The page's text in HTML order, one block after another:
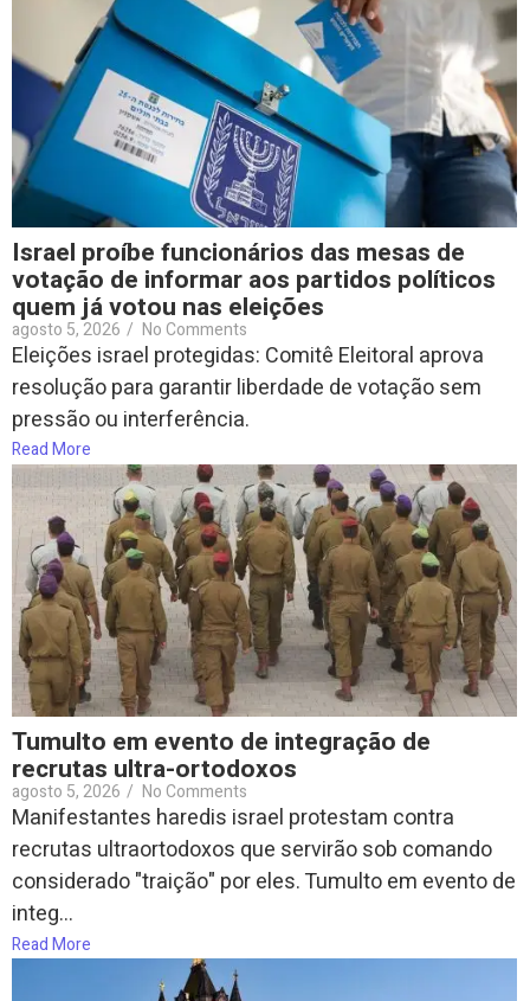
Israel proíbe funcionários das mesas de
votação de informar aos partidos políticos
quem já votou nas eleições
agosto 5, 2026 / No Comments
Eleições israel protegidas: Comitê Eleitoral aprova
resolução para garantir liberdade de votação sem
pressão ou interferência.
Read More
Tumulto em evento de integração de
recrutas ultra-ortodoxos
agosto 5, 2026 / No Comments
Manifestantes haredis israel protestam contra
recrutas ultraortodoxos que servirão sob comando
considerado "traição" por eles. Tumulto em evento de
integ...
Read More